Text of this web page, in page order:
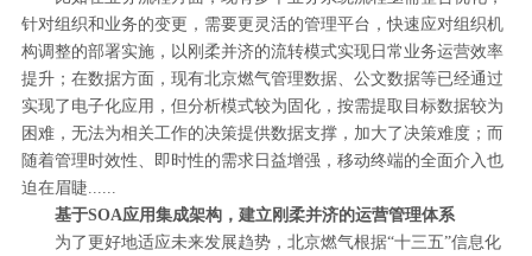
针对组织和业务的变更，需要更灵活的管理平台，快速应对组织机
构调整的部署实施，以刚柔并济的流转模式实现日常业务运营效率
提升；在数据方面，现有北京燃气管理数据、公文数据等已经通过
实现了电子化应用，但分析模式较为固化，按需提取目标数据较为
困难，无法为相关工作的决策提供数据支撑，加大了决策难度；而
随着管理时效性、即时性的需求日益增强，移动终端的全面介入也
迫在眉睫......
基于SOA应用集成架构，建立刚柔并济的运营管理体系
为了更好地适应未来发展趋势，北京燃气根据“十三五”信息化